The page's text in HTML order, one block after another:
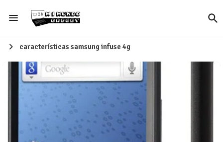
características samsung infuse 4g